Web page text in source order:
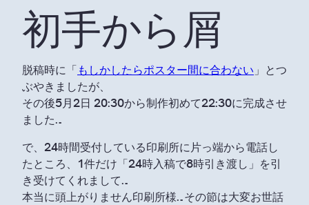
初手から屑
脱稿時に「もしかしたらポスター間に合わない 」とつ
ぶやきましたが、
その後5月2日 20:30から制作初めて22:30に完成させ
ました…
で、24時間受付している印刷所に片っ端から電話し
たところ、1件だけ「24時入稿で8時引き渡し」を引
き受けてくれまして…
本当に頭上がりません印刷所様…その節は大変お世話